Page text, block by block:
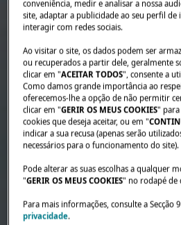
conveniência, medir e analisar a nossa
site, adaptar a publicidade ao seu perfil
interagir com redes sociais.
Ao visitar o site, os dados podem ser
ou recuperados a partir dele, geralmente
clicar em "ACEITAR TODOS", consente a
Como damos grande importância ao
oferecemos-lhe a opção de não permitir
clicar em "GERIR OS MEUS COOKIES" para
cookies que deseja aceitar, ou em "
indicar a sua recusa (apenas serão
necessários para o funcionamento do site).
Pode alterar as suas escolhas a qualquer
"GERIR OS MEUS COOKIES" no rodapé de
Para mais informações, consulte a Secção
privacidade.